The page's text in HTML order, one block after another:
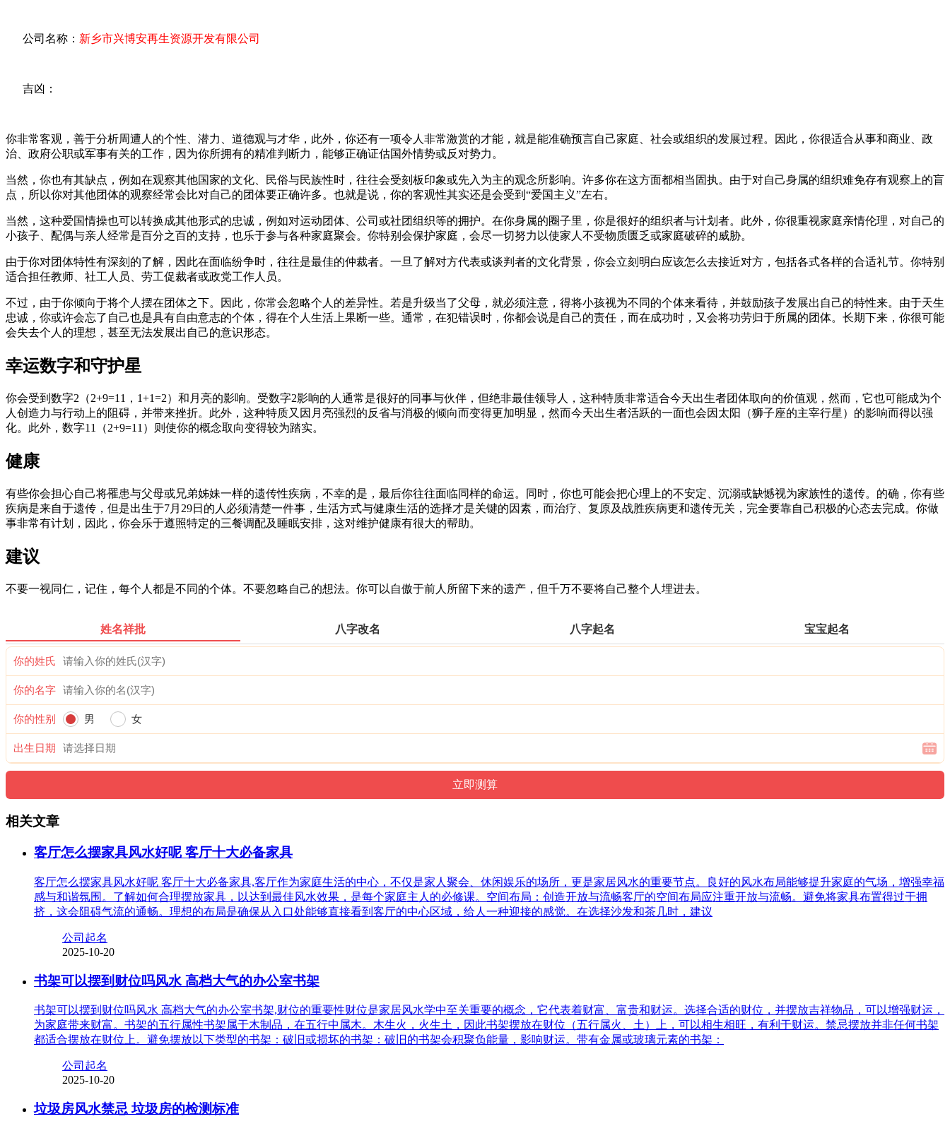
公司名称： 新乡市兴博安再生资源开发有限公司
吉凶：
你非常客观，善于分析周遭人的个性、潜力、道德观与才华，此外，你还有一项令人非常激赏的才能，就是能准确预言自己家庭、社会或组织的发展过程。因此，你很适合从事和商业、政
治、政府公职或军事有关的工作，因为你所拥有的精准判断力，能够正确证估国外情势或反对势力。
当然，你也有其缺点，例如在观察其他国家的文化、民俗与民族性时，往往会受刻板印象或先入为主的观念所影响。许多你在这方面都相当固执。由于对自己身属的组织难免存有观察上的盲
点，所以你对其他团体的观察经常会比对自己的团体要正确许多。也就是说，你的客观性其实还是会受到“爱国主义”左右。
当然，这种爱国情操也可以转换成其他形式的忠诚，例如对运动团体、公司或社团组织等的拥护。在你身属的圈子里，你是很好的组织者与计划者。此外，你很重视家庭亲情伦理，对自己的
小孩子、配偶与亲人经常是百分之百的支持，也乐于参与各种家庭聚会。你特别会保护家庭，会尽一切努力以使家人不受物质匮乏或家庭破碎的威胁。
由于你对团体特性有深刻的了解，因此在面临纷争时，往往是最佳的仲裁者。一旦了解对方代表或谈判者的文化背景，你会立刻明白应该怎么去接近对方，包括各式各样的合适礼节。你特别
适合担任教师、社工人员、劳工促裁者或政党工作人员。
不过，由于你倾向于将个人摆在团体之下。因此，你常会忽略个人的差异性。若是升级当了父母，就必须注意，得将小孩视为不同的个体来看待，并鼓励孩子发展出自己的特性来。由于天生
忠诚，你或许会忘了自己也是具有自由意志的个体，得在个人生活上果断一些。通常，在犯错误时，你都会说是自己的责任，而在成功时，又会将功劳归于所属的团体。长期下来，你很可能
会失去个人的理想，甚至无法发展出自己的意识形态。
幸运数字和守护星
你会受到数字2（2+9=11，1+1=2）和月亮的影响。受数字2影响的人通常是很好的同事与伙伴，但绝非最佳领导人，这种特质非常适合今天出生者团体取向的价值观，然而，它也可能成为个
人创造力与行动上的阻碍，并带来挫折。此外，这种特质又因月亮强烈的反省与消极的倾向而变得更加明显，然而今天出生者活跃的一面也会因太阳（狮子座的主宰行星）的影响而得以强
化。此外，数字11（2+9=11）则使你的概念取向变得较为踏实。
健康
有些你会担心自己将罹患与父母或兄弟姊妹一样的遗传性疾病，不幸的是，最后你往往面临同样的命运。同时，你也可能会把心理上的不安定、沉溺或缺憾视为家族性的遗传。的确，你有些
疾病是来自于遗传，但是出生于7月29日的人必须清楚一件事，生活方式与健康生活的选择才是关键的因素，而治疗、复原及战胜疾病更和遗传无关，完全要靠自己积极的心态去完成。你做
事非常有计划，因此，你会乐于遵照特定的三餐调配及睡眠安排，这对维护健康有很大的帮助。
建议
不要一视同仁，记住，每个人都是不同的个体。不要忽略自己的想法。你可以自傲于前人所留下来的遗产，但千万不要将自己整个人埋进去。
姓名祥批 八字改名 八字起名 宝宝起名
你的姓氏
你的名字
你的性别 男 女
出生日期
相关文章
客厅怎么摆家具风水好呢 客厅十大必备家具
客厅怎么摆家具风水好呢 客厅十大必备家具,客厅作为家庭生活的中心，不仅是家人聚会、休闲娱乐的场所，更是家居风水的重要节点。良好的风水布局能够提升家庭的气场，增强幸福
感与和谐氛围。了解如何合理摆放家具，以达到最佳风水效果，是每个家庭主人的必修课。空间布局：创造开放与流畅客厅的空间布局应注重开放与流畅。避免将家具布置得过于拥
挤，这会阻碍气流的通畅。理想的布局是确保从入口处能够直接看到客厅的中心区域，给人一种迎接的感觉。在选择沙发和茶几时，建议
公司起名
2025-10-20
书架可以摆到财位吗风水 高档大气的办公室书架
书架可以摆到财位吗风水 高档大气的办公室书架,财位的重要性财位是家居风水学中至关重要的概念，它代表着财富、富贵和财运。选择合适的财位，并摆放吉祥物品，可以增强财运，
为家庭带来财富。书架的五行属性书架属于木制品，在五行中属木。木生火，火生土，因此书架摆放在财位（五行属火、土）上，可以相生相旺，有利于财运。禁忌摆放并非任何书架
都适合摆放在财位上。避免摆放以下类型的书架：破旧或损坏的书架：破旧的书架会积聚负能量，影响财运。带有金属或玻璃元素的书架：
公司起名
2025-10-20
垃圾房风水禁忌 垃圾房的检测标准